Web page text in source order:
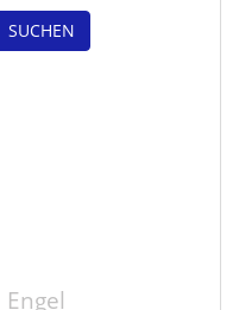
SUCHEN
Engel